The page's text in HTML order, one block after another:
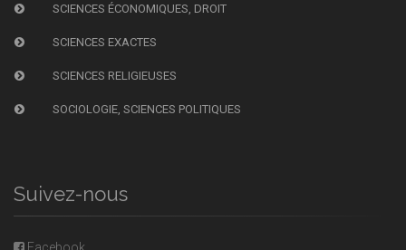
SCIENCES ÉCONOMIQUES, DROIT
SCIENCES EXACTES
SCIENCES RELIGIEUSES
SOCIOLOGIE, SCIENCES POLITIQUES
Suivez-nous